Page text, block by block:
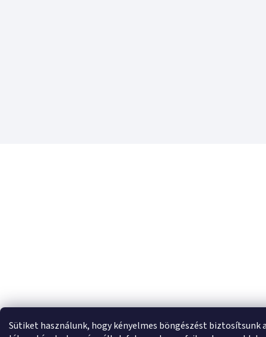
Sütiket használunk, hogy kényelmes böngészést biztosítsunk